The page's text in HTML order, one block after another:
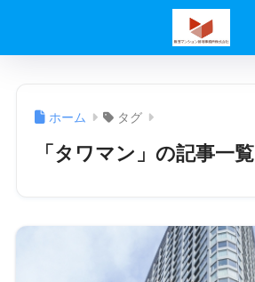
ホーム タグ
「タワマン」の記事一覧